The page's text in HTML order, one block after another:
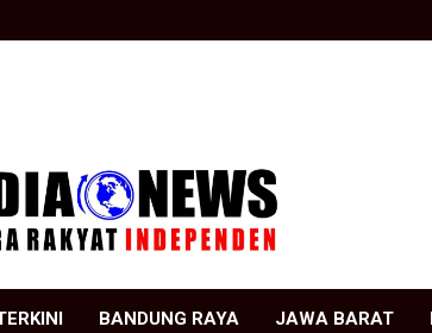
news
BANDUNG RAYA JAWA BARAT